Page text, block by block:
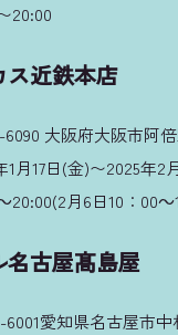
20:00
ス近鉄本店
大阪府大阪市阿
月17日(金)〜2025年2
20:00(2月6日10：00
名古屋髙島屋
6001愛知県名古屋市